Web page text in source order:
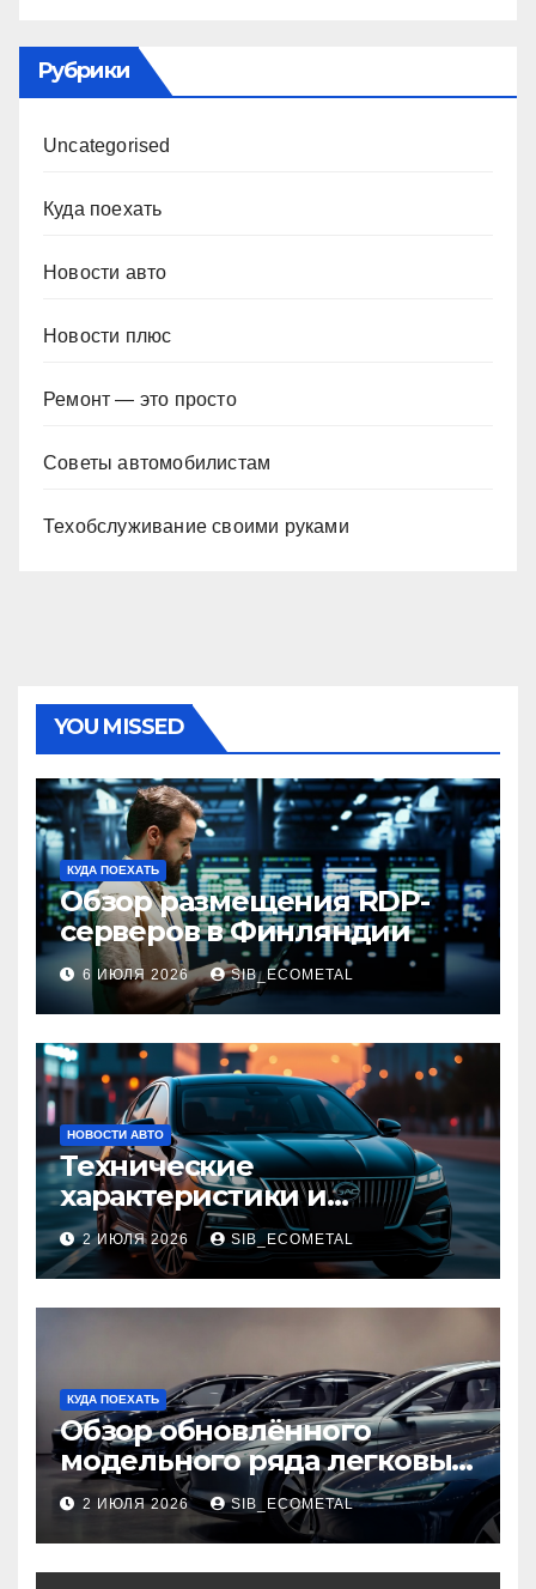
Рубрики
Uncategorised
Куда поехать
Новости авто
Новости плюс
Ремонт — это просто
Советы автомобилистам
Техобслуживание своими руками
YOU MISSED
КУДА ПОЕХАТЬ
Обзор размещения RDP-
серверов в Финляндии
6 ИЮЛЯ 2026 SIB_ECOMETAL
НОВОСТИ АВТО
Технические
характеристики и
доступные комплектации
GAC Empow
2 ИЮЛЯ 2026 SIB_ECOMETAL
КУДА ПОЕХАТЬ
Обзор обновлённого
модельного ряда легковых
автомобилей 2026 года
2 ИЮЛЯ 2026 SIB_ECOMETAL